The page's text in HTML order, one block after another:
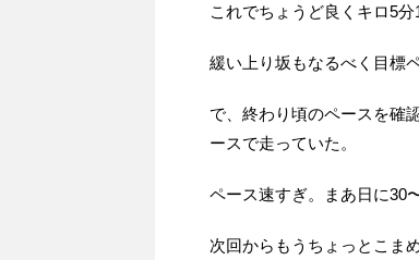
これでちょうど良くキロ5
緩い上り坂もなるべく目標
で、終わり頃のペースを確
ースで走っていた。
ペース速すぎ。まあ日に30
次回からもうちょっとこま